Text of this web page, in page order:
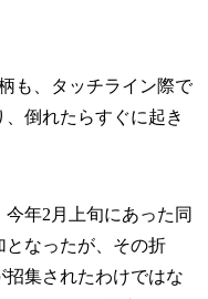
も、タッチライン際で
倒れたらすぐに起き
年2月上旬にあった同
となったが、その折
集されたわけではな